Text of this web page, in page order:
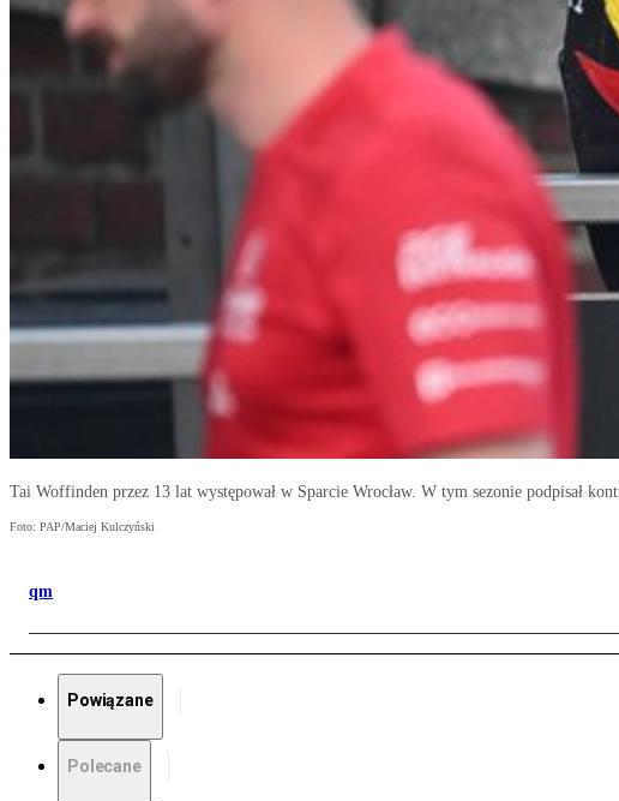
Tai Woffinden przez 13 lat występował w Sparcie Wrocław. W tym sezonie podpisał
Foto: PAP/Maciej Kulczyński
qm
Powiązane
Polecane